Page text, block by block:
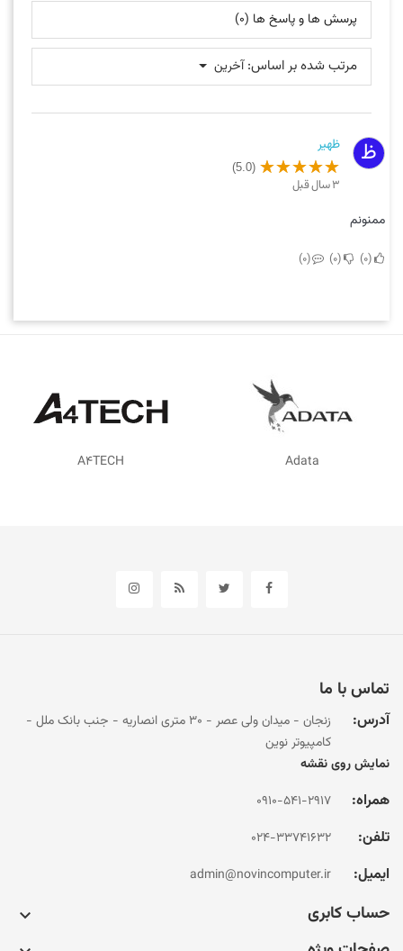
پرسش ها و پاسخ ها (0)
مرتب شده بر اساس: آخرین
ظ ظهیر
(5.0)
3 سال قبل
ممنونم
0
0
0
تماس با ما
آدرس:
زنجان - میدان ولی عصر - 30 متری انصاریه - جنب بانک ملل -
کامپیوتر نوین
نمایش روی نقشه
همراه: 0910-541-2917
تلفن: 024-33741632
ایمیل: admin@novincomputer.ir
حساب کابری 